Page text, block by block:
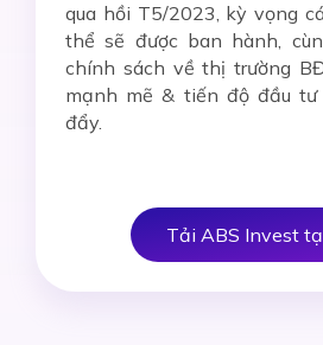
qua hồi T5/2023, kỳ vọng
thể sẽ được ban hành,
chính sách về thị trường
mạnh mẽ & tiến độ đầu tư
đẩy.
Tải ABS Invest